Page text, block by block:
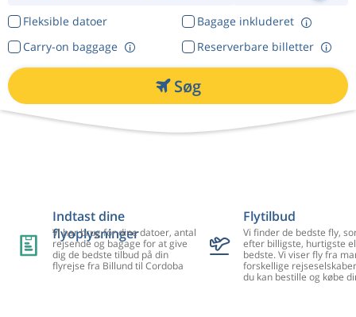
Fleksible datoer
Bagage inkluderet
Reserverbare billetter
Carry-on baggage
Søg
Indtast dine
flyoplysninger
Vi har brug for dine datoer, antal
rejsende og bagage for at give
dig de bedste tilbud på din
flyrejse fra Billund til Cordoba
Flytilbud
Vi finder de bedste fly,
efter billigste, hurtigste
bedste. Vi viser fly fra
forskellige
du kan bestille og købe